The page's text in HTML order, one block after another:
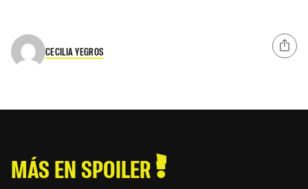
CECILIA YEGROS
MÁS EN SPOILER